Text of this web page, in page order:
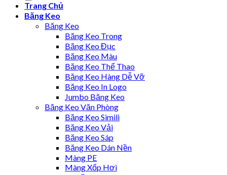
Trang Chủ
Băng Keo
Băng Keo
Băng Keo Trong
Băng Keo Đục
Băng Keo Màu
Băng Keo Thể Thao
Băng Keo Hàng Dễ Vỡ
Băng Keo In Logo
Jumbo Băng Keo
Băng Keo Văn Phòng
Băng Keo Simili
Băng Keo Vải
Băng Keo Sáp
Băng Keo Dán Nền
Màng PE
Màng Xốp Hơi